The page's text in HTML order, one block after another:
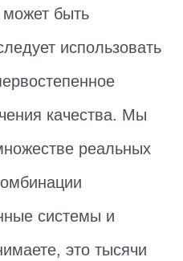
может быть
использовать
качества. Мы
реальных
системы и
это тысячи